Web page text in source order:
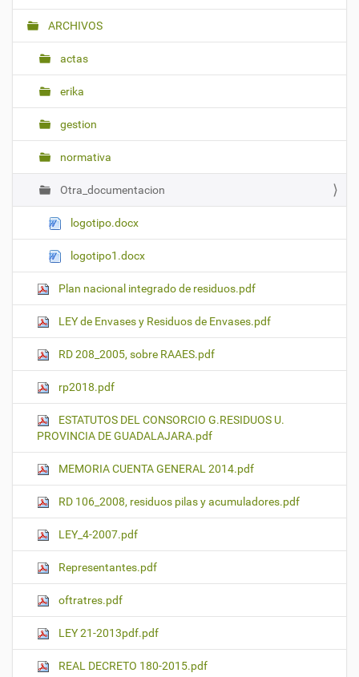
ARCHIVOS
actas
erika
gestion
normativa
Otra_documentacion
logotipo.docx
logotipo1.docx
Plan nacional integrado de residuos.pdf
LEY de Envases y Residuos de Envases.pdf
RD 208_2005, sobre RAAES.pdf
rp2018.pdf
ESTATUTOS DEL CONSORCIO G.RESIDUOS U.
PROVINCIA DE GUADALAJARA.pdf
MEMORIA CUENTA GENERAL 2014.pdf
RD 106_2008, residuos pilas y acumuladores.pdf
LEY_4-2007.pdf
Representantes.pdf
oftratres.pdf
LEY 21-2013pdf.pdf
REAL DECRETO 180-2015.pdf